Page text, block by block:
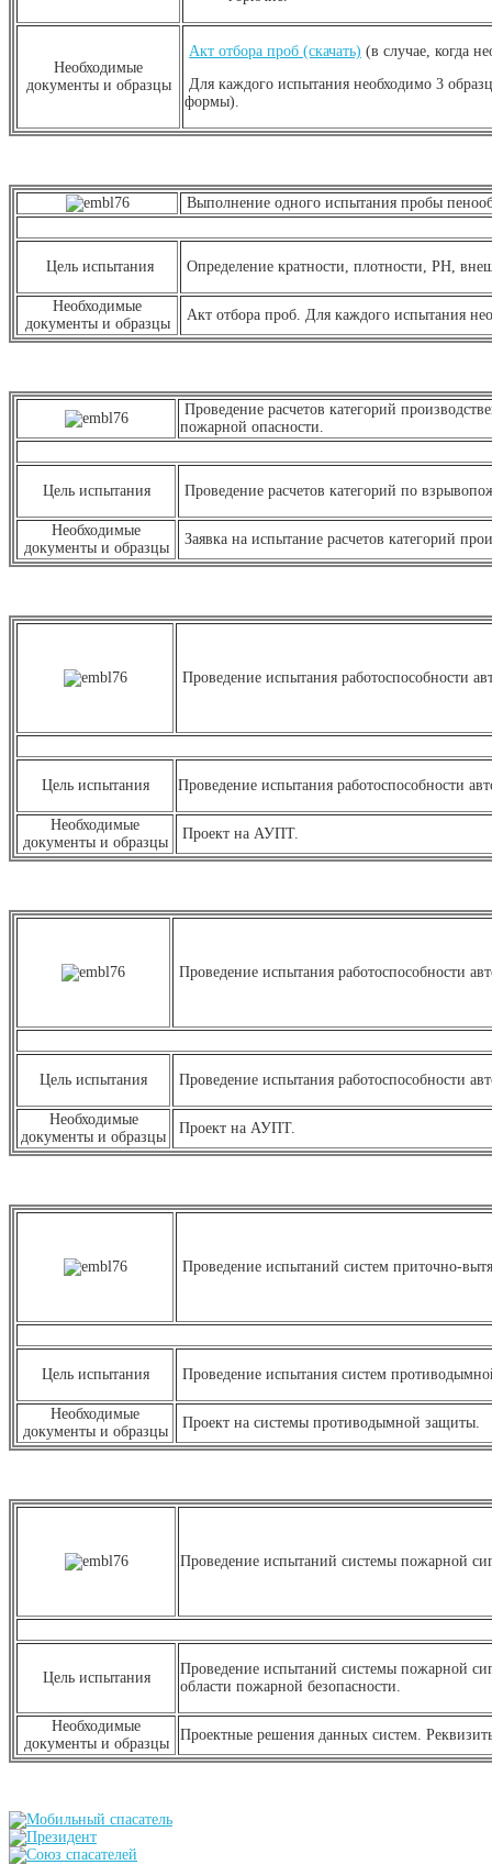
Необходимые
документы и образцы
Акт отбора проб (скачать) (в случае, когда
Для каждого испытания необходимо 3
формы).
Выполнение одного испытания пробы
Цель испытания Определение кратности, плотности, РН,
Необходимые
документы и образцы
Акт отбора проб. Для каждого испытания
Проведение расчетов категорий
пожарной опасности.
Цель испытания Проведение расчетов категорий по
Необходимые
документы и образцы
Заявка на испытание расчетов категорий
Проведение испытания работоспособности
Цель испытания Проведение испытания работоспособности
Необходимые
документы и образцы
Проект на АУПТ.
Проведение испытания работоспособности
Цель испытания Проведение испытания работоспособности
Необходимые
документы и образцы
Проект на АУПТ.
Проведение испытаний систем
Цель испытания Проведение испытания систем
Необходимые
документы и образцы
Проект на системы противодымной защиты.
Проведение испытаний системы пожарной
Цель испытания
Проведение испытаний системы пожарной
области пожарной безопасности.
Необходимые
документы и образцы
Проектные решения данных систем.